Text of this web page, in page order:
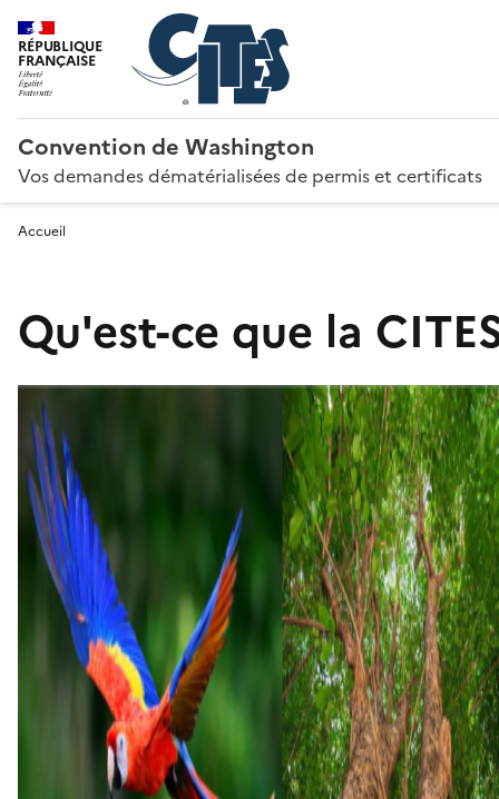
RÉPUBLIQUE
FRANÇAISE
Convention de Washington
Vos demandes dématérialisées de permis et certificats
Accueil
Qu'est-ce que la